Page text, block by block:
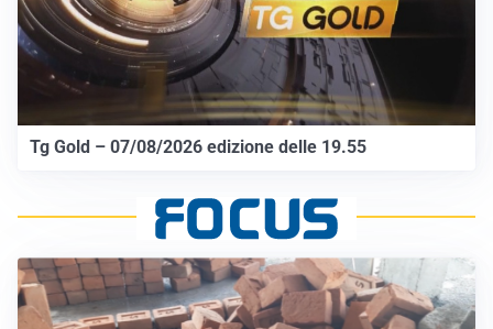
Tg Gold – 07/08/2026 edizione delle 19.55